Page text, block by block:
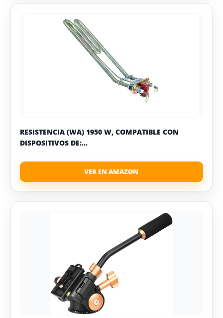
RESISTENCIA (WA) 1950 W, COMPATIBLE CON
DISPOSITIVOS DE:...